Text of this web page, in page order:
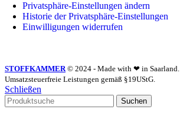
Privatsphäre-Einstellungen ändern
Historie der Privatsphäre-Einstellungen
Einwilligungen widerrufen
STOFFKAMMER© 2024 - Made with ❤ in Saarland.
Umsatzsteuerfreie Leistungen gemäß §19UStG.
Schließen
Suchen